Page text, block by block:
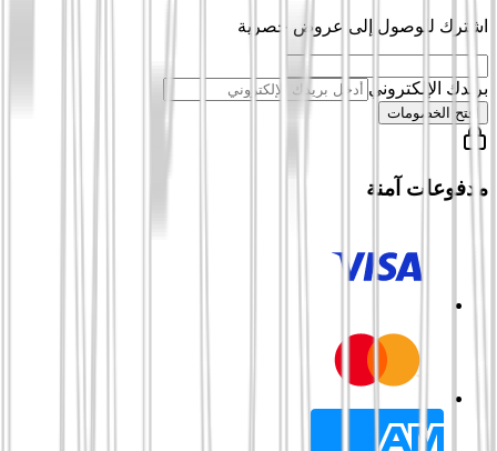
اشترك للوصول إلى عروض حصرية
بريدك الإلكتروني
افتح الخصومات
مدفوعات آمنة